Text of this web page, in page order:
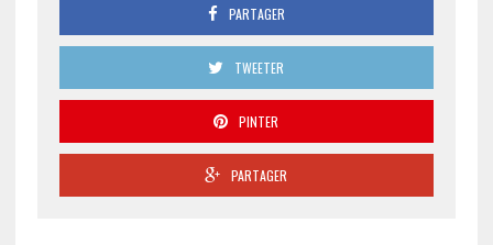
PARTAGER
TWEETER
PINTER
PARTAGER